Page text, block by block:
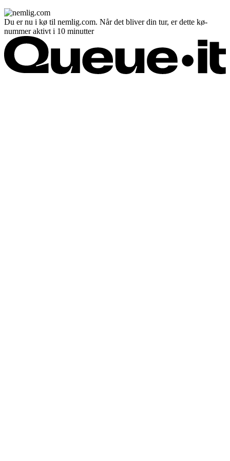
Du er nu i kø til nemlig.com. Når det bliver din tur, er dette kø-
nummer aktivt i 10 minutter